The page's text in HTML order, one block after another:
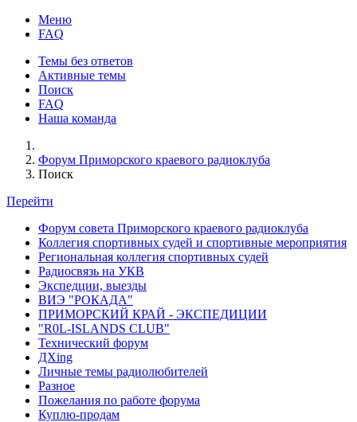
Меню
FAQ
Темы без ответов
Активные темы
Поиск
FAQ
Наша команда
Форум Приморского краевого радиоклуба
Поиск
Перейти
Форум совета Приморского краевого радиоклуба
Коллегия спортивных судей и спортивные мероприятия
Региональная коллегия спортивных судей
Радиосвязь на УКВ
Экспедции, выезды
ВИЭ "РОКАДА"
ПРИМОРСКИЙ КРАЙ - ЭКСПЕДИЦИИ
"R0L-ISLANDS CLUB"
Технический форум
ДХing
Личные темы радиолюбителей
Разное
Пожелания по работе форума
Куплю-продам